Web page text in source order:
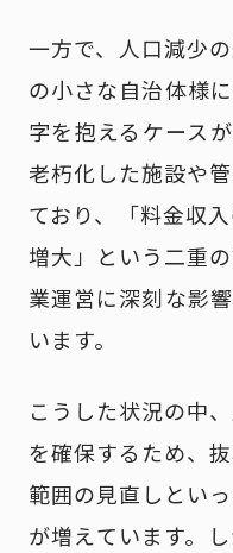
一方で、人口減少
の小さな自治体様
字を抱えるケース
老朽化した施設や
ており、「料金収
増大」という二重
業運営に深刻な影
います。
こうした状況の中
を確保するため、
範囲の見直しとい
が増えています。